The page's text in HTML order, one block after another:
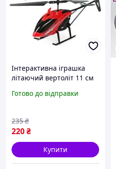
Інтерактивна іграшка
літаючий вертоліт 11 см
зарядкою від USB за 25
хвилин пластикова
Готово до відправки
220₴
235 ₴
Купити